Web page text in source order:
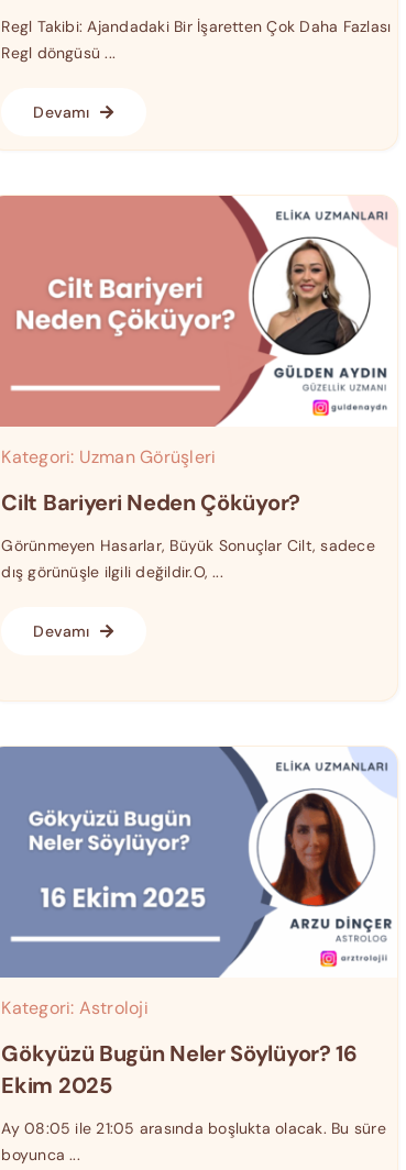
Regl Takibi: Ajandadaki Bir İşaretten Çok Daha Fazlası
Regl döngüsü ...
Devamı
Kategori: Uzman Görüşleri
Cilt Bariyeri Neden Çöküyor?
Görünmeyen Hasarlar, Büyük Sonuçlar Cilt, sadece
dış görünüşle ilgili değildir.O, ...
Devamı
Kategori: Astroloji
Gökyüzü Bugün Neler Söylüyor? 16
Ekim 2025
Ay 08:05 ile 21:05 arasında boşlukta olacak. Bu süre
boyunca ...